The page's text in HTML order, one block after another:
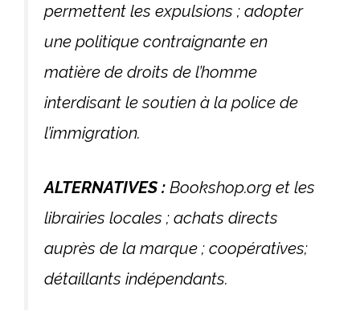
permettent les expulsions ; adopter
une politique contraignante en
matière de droits de l’homme
interdisant le soutien à la police de
l’immigration.
ALTERNATIVES : Bookshop.org et les
librairies locales ; achats directs
auprès de la marque ; coopératives;
détaillants indépendants.